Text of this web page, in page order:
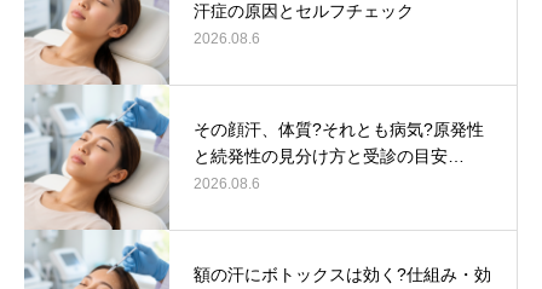
汗症の原因とセルフチェック
2026.08.6
その顔汗、体質?それとも病気?原発性
と続発性の見分け方と受診の目安…
2026.08.6
額の汗にボトックスは効く?仕組み・効